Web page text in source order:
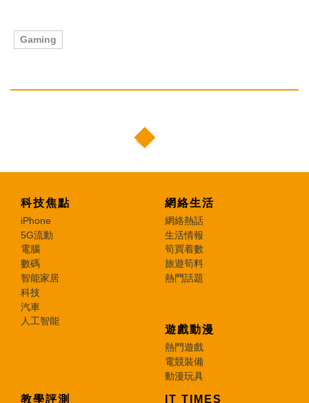
Gaming
科技焦點
iPhone
5G流動
電腦
數碼
智能家居
科技
汽車
人工智能
網絡生活
網絡熱話
生活情報
筍買着數
旅遊筍料
熱門話題
遊戲動漫
熱門遊戲
電競裝備
動漫玩具
教學評測 IT TIMES